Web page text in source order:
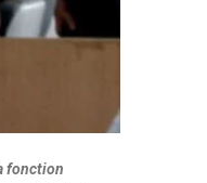
fonction